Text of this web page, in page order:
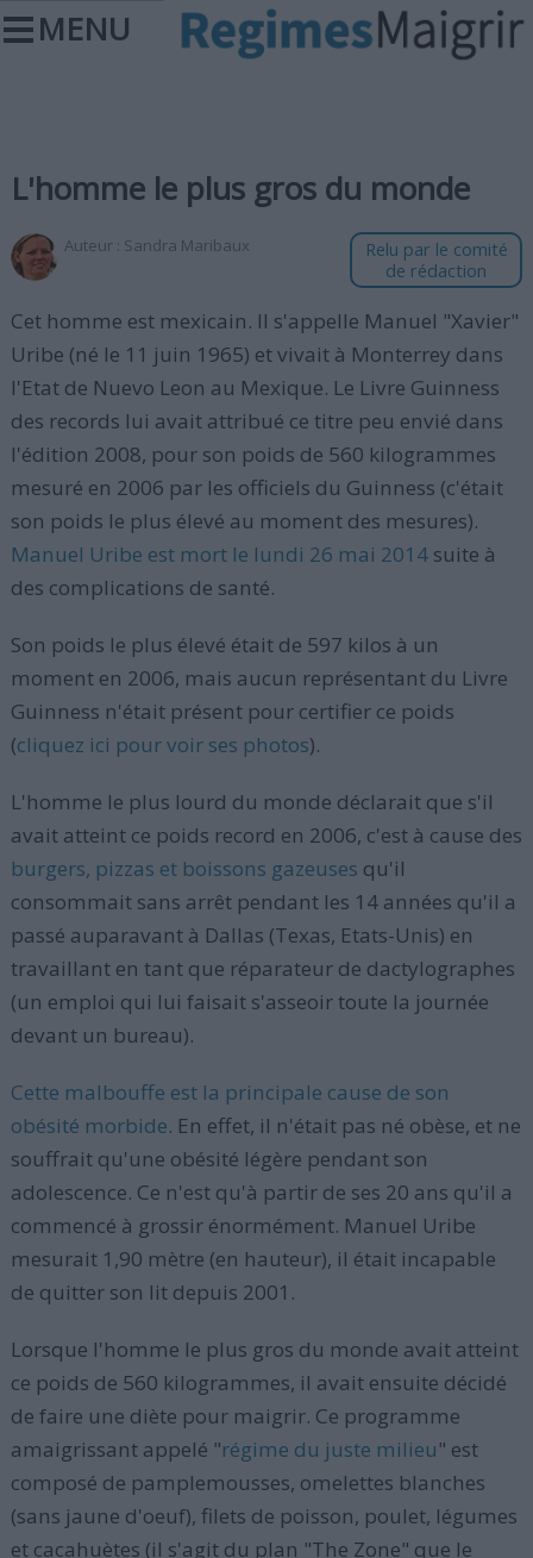
MENU
L'homme le plus gros du monde
Auteur : Sandra Maribaux
Relu par le comité
de rédaction
Cet homme est mexicain. Il s'appelle Manuel "Xavier"
Uribe (né le 11 juin 1965) et vivait à Monterrey dans
l'Etat de Nuevo Leon au Mexique. Le Livre Guinness
des records lui avait attribué ce titre peu envié dans
l'édition 2008, pour son poids de 560 kilogrammes
mesuré en 2006 par les officiels du Guinness (c'était
son poids le plus élevé au moment des mesures).
Manuel Uribe est mort le lundi 26 mai 2014suite à
des complications de santé.
Son poids le plus élevé était de 597 kilos à un
moment en 2006, mais aucun représentant du Livre
Guinness n'était présent pour certifier ce poids
(cliquez ici pour voir ses photos).
L'homme le plus lourd du monde déclarait que s'il
avait atteint ce poids record en 2006, c'est à cause des
burgers, pizzas et boissons gazeuses qu'il
consommait sans arrêt pendant les 14 années qu'il a
passé auparavant à Dallas (Texas, Etats-Unis) en
travaillant en tant que réparateur de dactylographes
(un emploi qui lui faisait s'asseoir toute la journée
devant un bureau).
Cette malbouffe est la principale cause de son
obésité morbide. En effet, il n'était pas né obèse, et ne
souffrait qu'une obésité légère pendant son
adolescence. Ce n'est qu'à partir de ses 20 ans qu'il a
commencé à grossir énormément. Manuel Uribe
mesurait 1,90 mètre (en hauteur), il était incapable
de quitter son lit depuis 2001.
Lorsque l'homme le plus gros du monde avait atteint
ce poids de 560 kilogrammes, il avait ensuite décidé
de faire une diète pour maigrir. Ce programme
amaigrissant appelé "régime du juste milieu" est
composé de pamplemousses, omelettes blanches
(sans jaune d'oeuf), filets de poisson, poulet, légumes
et cacahuètes (il s'agit du plan "The Zone" que le